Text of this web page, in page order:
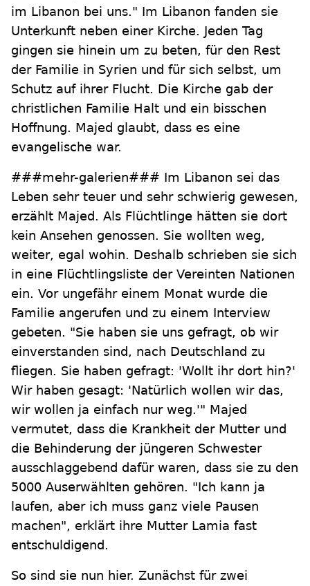
im Libanon bei uns." Im Libanon fanden sie
Unterkunft neben einer Kirche. Jeden Tag
gingen sie hinein um zu beten, für den Rest
der Familie in Syrien und für sich selbst, um
Schutz auf ihrer Flucht. Die Kirche gab der
christlichen Familie Halt und ein bisschen
Hoffnung. Majed glaubt, dass es eine
evangelische war.
###mehr-galerien### Im Libanon sei das
Leben sehr teuer und sehr schwierig gewesen,
erzählt Majed. Als Flüchtlinge hätten sie dort
kein Ansehen genossen. Sie wollten weg,
weiter, egal wohin. Deshalb schrieben sie sich
in eine Flüchtlingsliste der Vereinten Nationen
ein. Vor ungefähr einem Monat wurde die
Familie angerufen und zu einem Interview
gebeten. "Sie haben sie uns gefragt, ob wir
einverstanden sind, nach Deutschland zu
fliegen. Sie haben gefragt: 'Wollt ihr dort hin?'
Wir haben gesagt: 'Natürlich wollen wir das,
wir wollen ja einfach nur weg.'" Majed
vermutet, dass die Krankheit der Mutter und
die Behinderung der jüngeren Schwester
ausschlaggebend dafür waren, dass sie zu den
5000 Auserwählten gehören. "Ich kann ja
laufen, aber ich muss ganz viele Pausen
machen", erklärt ihre Mutter Lamia fast
entschuldigend.
So sind sie nun hier. Zunächst für zwei